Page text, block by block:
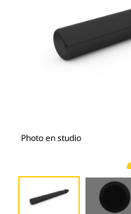
Photo en studio